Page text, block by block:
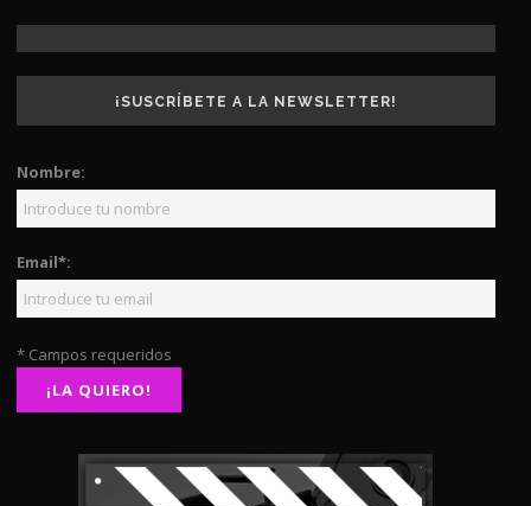
¡SUSCRÍBETE A LA NEWSLETTER!
Nombre:
Email*:
* Campos requeridos